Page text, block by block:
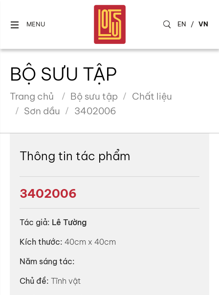
MENU EN / VN
BỘ SƯU TẬP
Trang chủ Bộ sưu tập
Chất liệu
Sơn dầu
3402006
Thông tin tác phẩm
3402006
Tác giả: Lê Tường
Kích thước: 40cm x 40cm
Năm sáng tác:
Chủ đề: Tĩnh vật